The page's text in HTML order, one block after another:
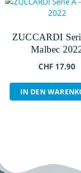
ZUCCARDI
Malbec
CHF 17.90
IN DEN